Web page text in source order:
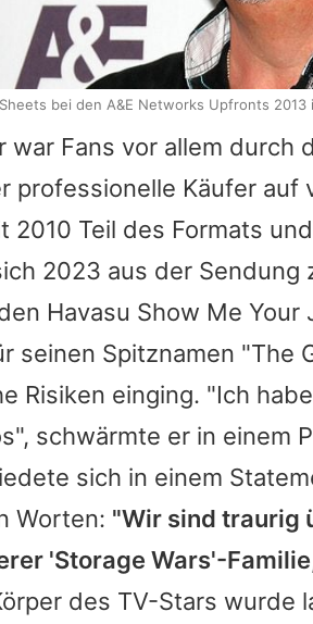
war Fans vor allem durch
professionelle Käufer auf
2010 Teil des Formats
2023 aus der Sendung
Havasu Show Me
seinen Spitznamen "The
Risiken einging. "Ich
schwärmte er in einem
sich in einem
Worten: "Wir sind traurig
'Storage Wars'-
des TV-Stars wurde
bei den A&E Networks Upfronts